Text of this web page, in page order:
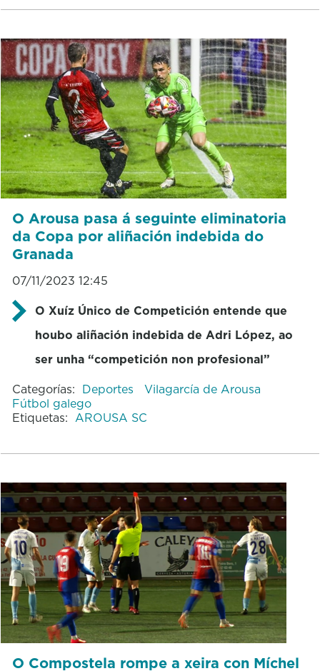
O Arousa pasa á seguinte eliminatoria
da Copa por aliñación indebida do
Granada
07/11/2023 12:45
O Xuíz Único de Competición entende que
houbo aliñación indebida de Adri López, ao
ser unha “competición non profesional”
Categorías: Deportes
Vilagarcía de Arousa
Fútbol galego
Etiquetas: AROUSA SC
O Compostela rompe a xeira con Míchel